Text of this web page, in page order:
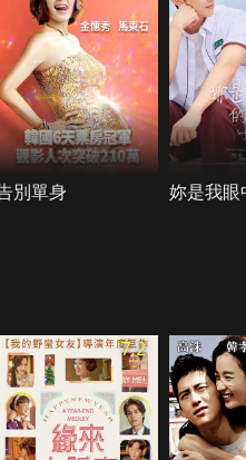
別單身 妳是我眼
7.2